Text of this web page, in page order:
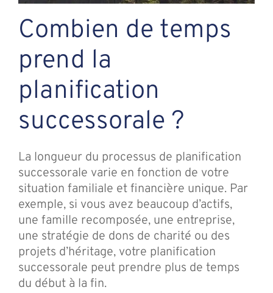
Combien de temps
prend la
planification
successorale ?
La longueur du processus de planification
successorale varie en fonction de votre
situation familiale et financière unique. Par
exemple, si vous avez beaucoup d’actifs,
une famille recomposée, une entreprise,
une stratégie de dons de charité ou des
projets d’héritage, votre planification
successorale peut prendre plus de temps
du début à la fin.